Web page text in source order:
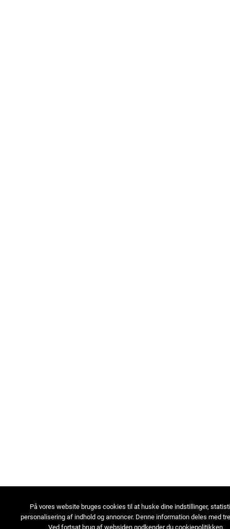
På vores website bruges cookies til at huske dine indstillinger,
personalisering af indhold og annoncer. Denne information deles med
Ved fortsat brug af websiden godkender du cookiepolitikken.